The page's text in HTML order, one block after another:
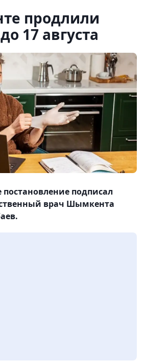
продлили
17 августа
подписал
врач Шымкента